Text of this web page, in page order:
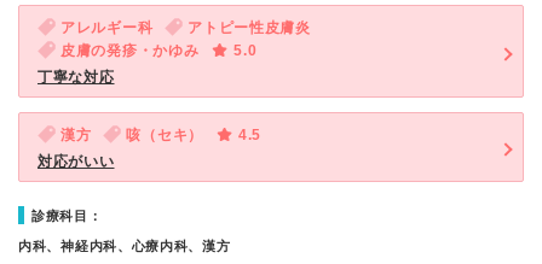
アレルギー科
アトピー性皮膚炎
皮膚の発疹・かゆみ
5.0
丁寧な対応
漢方 咳（セキ）
4.5
対応がいい
診療科目：
内科、神経内科、心療内科、漢方